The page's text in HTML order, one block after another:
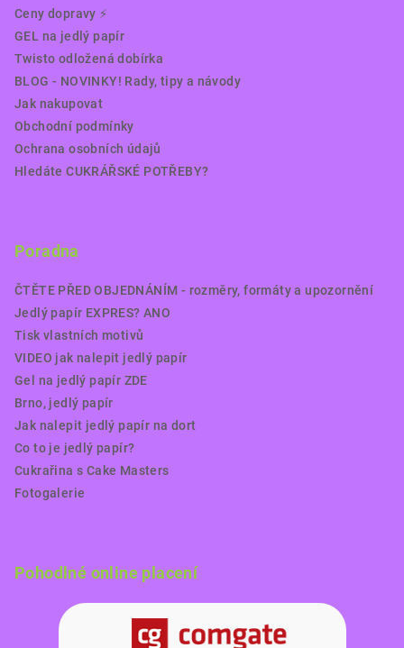
Ceny dopravy ⚡️
GEL na jedlý papír
Twisto odložená dobírka
BLOG - NOVINKY! Rady, tipy a návody
Jak nakupovat
Obchodní podmínky
Ochrana osobních údajů
Hledáte CUKRÁŘSKÉ POTŘEBY?
Poradna
ČTĚTE PŘED OBJEDNÁNÍM - rozměry, formáty a upozornění
Jedlý papír EXPRES? ANO
Tisk vlastních motivů
VIDEO jak nalepit jedlý papír
Gel na jedlý papír ZDE
Brno, jedlý papír
Jak nalepit jedlý papír na dort
Co to je jedlý papír?
Cukrařina s Cake Masters
Fotogalerie
Pohodlné online placení